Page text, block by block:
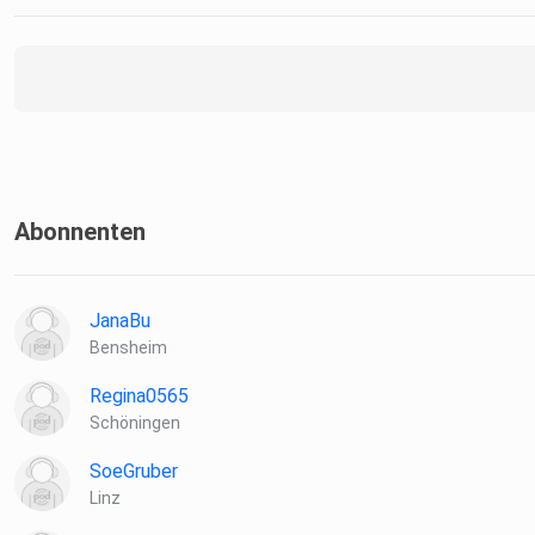
Abonnenten
JanaBu
Bensheim
Regina0565
Schöningen
SoeGruber
Linz